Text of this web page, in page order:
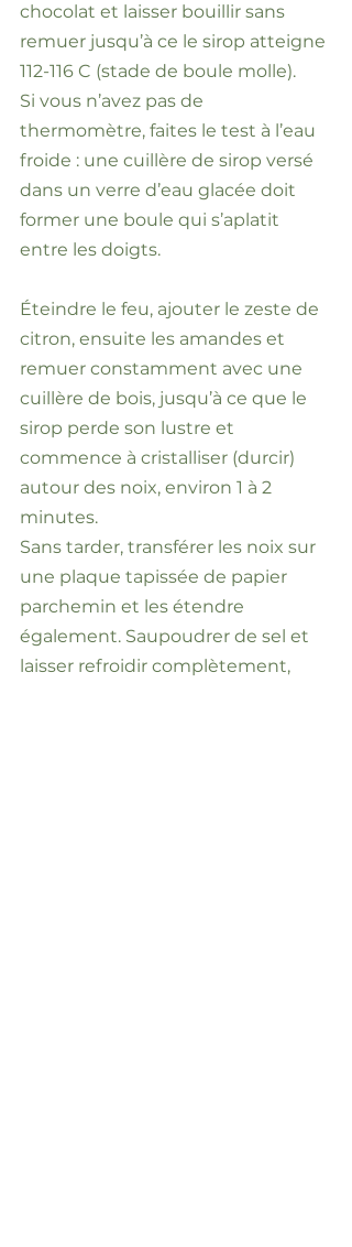
chocolat et laisser bouillir sans
remuer jusqu’à ce le sirop atteigne
112-116 C (stade de boule molle).
Si vous n’avez pas de
thermomètre, faites le test à l’eau
froide : une cuillère de sirop versé
dans un verre d’eau glacée doit
former une boule qui s’aplatit
entre les doigts.
Éteindre le feu, ajouter le zeste de
citron, ensuite les amandes et
remuer constamment avec une
cuillère de bois, jusqu’à ce que le
sirop perde son lustre et
commence à cristalliser (durcir)
autour des noix, environ 1 à 2
minutes.
Sans tarder, transférer les noix sur
une plaque tapissée de papier
parchemin et les étendre
également. Saupoudrer de sel et
laisser refroidir complètement,